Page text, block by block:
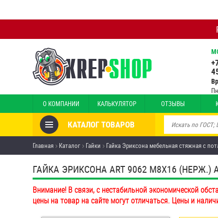
О КОМПАНИИ КАЛЬКУЛЯТОР ОТЗЫВЫ
КАТАЛОГ ТОВАРОВ
Товары со скидкой
Анкеры
Антивандальный крепёж,
инструмент
Болты и винты
Главная Каталог Гайки Гайка Эриксона мебельная стяжная с
ГАЙКА ЭРИКСОНА ART 9062 М8Х16 (НЕРЖ.)
Внимание! В связи, с нестабильной экономической
цены на товар на сайте могут отличаться. Цены и